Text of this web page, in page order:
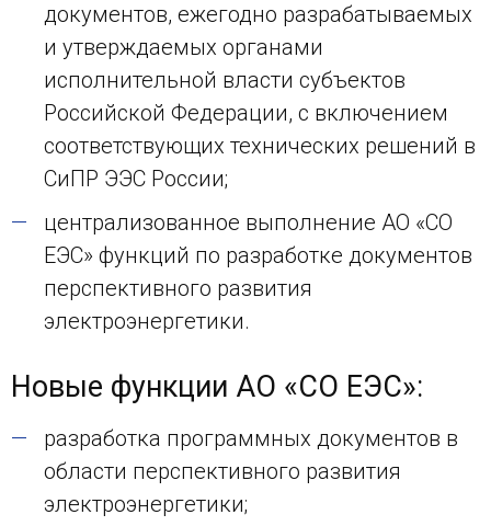
документов, ежегодно разрабатываемых
и утверждаемых органами
исполнительной власти субъектов
Российской Федерации, с включением
соответствующих технических решений в
СиПР ЭЭС России;
централизованное выполнение АО «СО
ЕЭС» функций по разработке документов
перспективного развития
электроэнергетики.
Новые функции АО «СО ЕЭС»:
разработка программных документов в
области перспективного развития
электроэнергетики;